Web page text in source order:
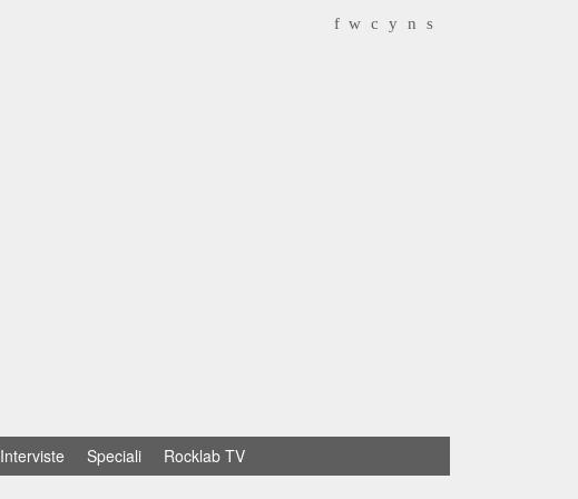
f w c y n s
Interviste Speciali Rocklab TV